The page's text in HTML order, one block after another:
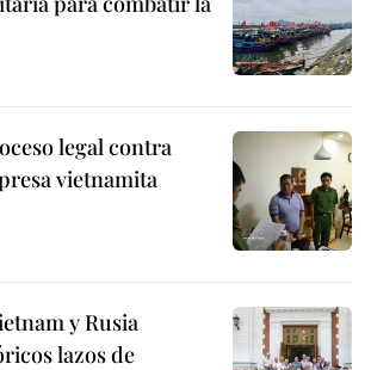
legal contra
vietnamita
y Rusia
lazos de